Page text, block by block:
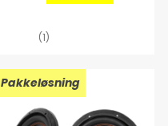
(1)
Pakkeløsning